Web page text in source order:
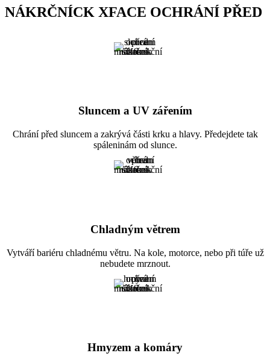
NÁKRČNÍCK XFACE OCHRÁNÍ PŘED
Sluncem a UV zářením
Chrání před sluncem a zakrývá části krku a hlavy. Předejdete tak
spáleninám od slunce.
Chladným větrem
Vytváří bariéru chladnému větru. Na kole, motorce, nebo při túře už
nebudete mrznout.
Hmyzem a komáry